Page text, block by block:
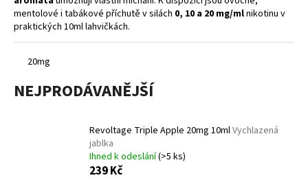
mentolové i tabákové příchutě v silách 0, 10 a 20 mg/mlnikotinu v
praktických 10ml lahvičkách.
20mg
NEJPRODÁVANĚJŠÍ
Revoltage Triple Apple 20mg 10mlVychlazená
jablka
Ihned k odeslání(>5 ks)
239 Kč
e
n
a
í
t